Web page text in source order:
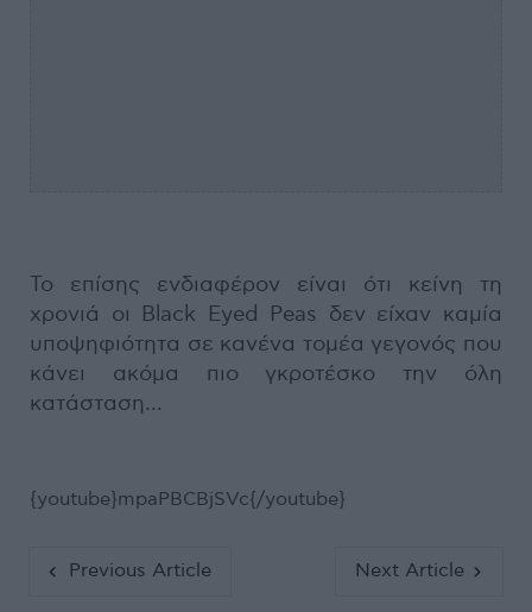
Το επίσης ενδιαφέρον είναι ότι κείνη τη
χρονιά οι Black Eyed Peas δεν είχαν καμία
υποψηφιότητα σε κανένα τομέα γεγονός που
κάνει ακόμα πιο γκροτέσκο την όλη
κατάσταση…
{youtube}mpaPBCBjSVc{/youtube}
Previous Article Next Article